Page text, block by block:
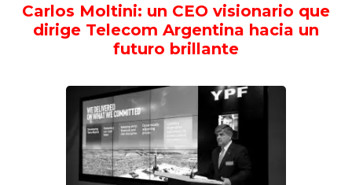
Carlos Moltini: un CEO visionario que
dirige Telecom Argentina hacia un
futuro brillante